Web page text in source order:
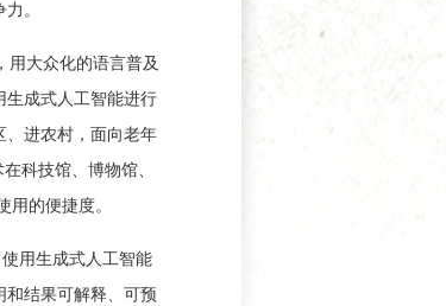
。
用大众化的语言普及
生成式人工智能进行
、进农村，面向老年
科技馆、博物馆、
的便捷度。
用生成式人工智能
和结果可解释、可预